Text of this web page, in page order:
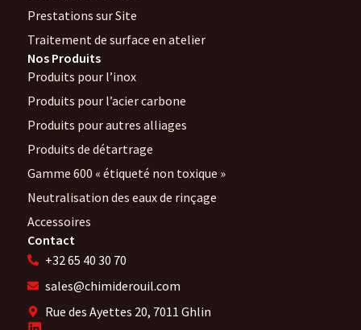
Prestations sur Site
Traitement de surface en atelier
Nos Produits
Produits pour l’inox
Produits pour l’acier carbone
Produits pour autres alliages
Produits de détartrage
Gamme 600 « étiqueté non toxique »
Neutralisation des eaux de rinçage
Accessoires
Contact
+32 65 40 30 70
sales@chimiderouil.com
Rue des Ayettes 20, 7011 Ghlin